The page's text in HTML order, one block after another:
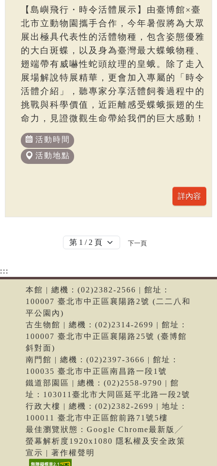
【島嶼飛行・時令活體展示】由臺博館×臺
北市立動物園攜手合作，今年暑假將為大眾
展出極具代表性的活體物種，包含姿態優雅
的大白斑蝶，以及身為臺灣最大蝶蛾物種、
翅端帶有威嚇性蛇頭紋理的皇蛾。除了走入
展場解說特展精華，更會加入專屬的「時令
活體介紹」，聽專家分享活體飼養過程中的
挑戰與科學價值，近距離感受蝶蛾振翅的生
命力，見證微觀生命帶給我們的巨大感動！
活動時間
活動地點
下一頁
:::
本館 | 總機：(02)2382-2566 | 館址：
100007 臺北市中正區襄陽路2號 (二二八和
平公園內)
古生物館 | 總機：(02)2314-2699 | 館址：
100007 臺北市中正區襄陽路25號 (臺博館
斜對面)
南門館 | 總機：(02)2397-3666 | 館址：
100035 臺北市中正區南昌路一段1號
鐵道部園區 | 總機：(02)2558-9790 | 館
址：103011臺北市大同區延平北路一段2號
行政大樓 | 總機：(02)2382-2699 | 地址：
100011 臺北市中正區館前路71號5樓
最佳瀏覽狀態：Google Chrome最新版╱
螢幕解析度1920x1080 隱私權及安全政策
宣示 | 著作權聲明